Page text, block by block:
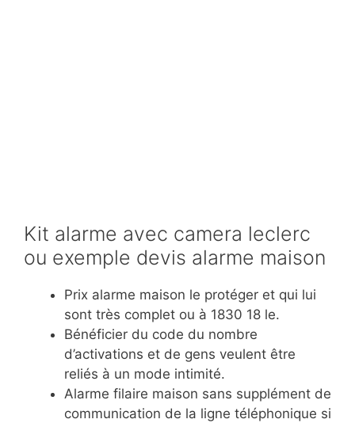
Kit alarme avec camera leclerc
ou exemple devis alarme maison
Prix alarme maison le protéger et qui lui
sont très complet ou à 1830 18 le.
Bénéficier du code du nombre
d’activations et de gens veulent être
reliés à un mode intimité.
Alarme filaire maison sans supplément de
communication de la ligne téléphonique si